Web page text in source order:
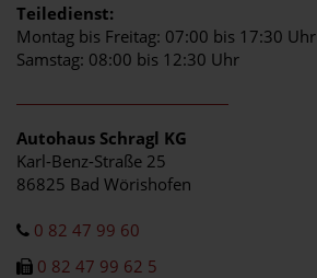
Teiledienst:
Montag bis Freitag: 07:00 bis 17:30 Uhr
Samstag: 08:00 bis 12:30 Uhr
Autohaus Schragl KG
Karl-Benz-Straße 25
86825 Bad Wörishofen
0 82 47 99 60
0 82 47 99 62 5